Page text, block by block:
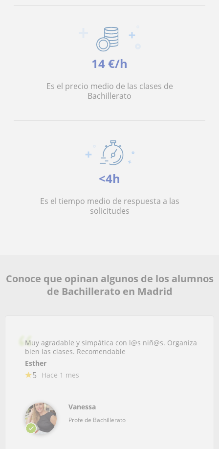
14 €/h
Es el precio medio de las clases de
Bachillerato
<4h
Es el tiempo medio de respuesta a las
solicitudes
Conoce que opinan algunos de los alumnos
de Bachillerato en Madrid
Muy agradable y simpática con l@s niñ@s. Organiza
bien las clases. Recomendable
Esther
5 Hace 1 mes
Vanessa
Profe de Bachillerato